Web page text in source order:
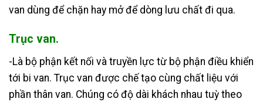
van dùng để chặn hay mở để dòng lưu chất đi qua.
Trục van.
-Là bộ phận kết nối và truyền lực từ bộ phận điều khiển
tới bi van. Trục van được chế tạo cùng chất liệu với
phần thân van. Chúng có độ dài khách nhau tuỳ theo